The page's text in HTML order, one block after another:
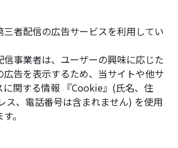
三者配信の広告サービスを利用してい
信事業者は、ユーザーの興味に応じた
広告を表示するため、当サイトや他サ
に関する情報 『Cookie』(氏名、住
ス、電話番号は含まれません) を使用
。